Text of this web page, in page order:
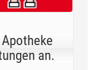
an.